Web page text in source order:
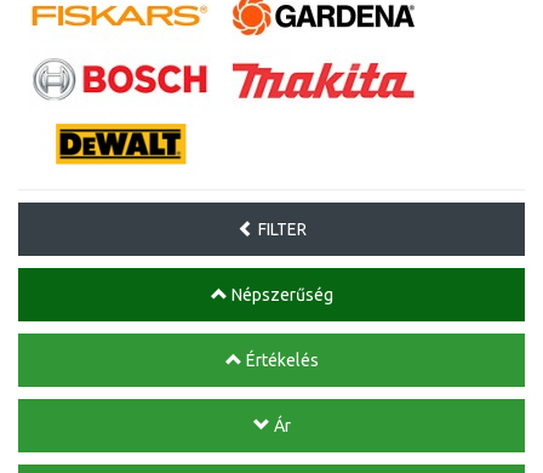
FILTER
Népszerűség
Értékelés
Ár